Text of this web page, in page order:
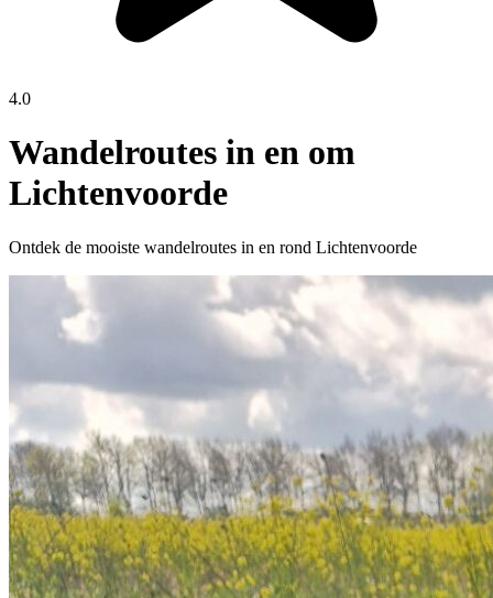
4.0
Wandelroutes in en om
Lichtenvoorde
Ontdek de mooiste wandelroutes in en rond Lichtenvoorde